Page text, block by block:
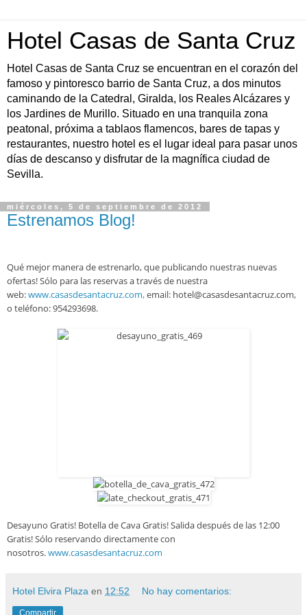
Hotel Casas de Santa Cruz
Hotel Casas de Santa Cruz se encuentran en el corazón del
famoso y pintoresco barrio de Santa Cruz, a dos minutos
caminando de la Catedral, Giralda, los Reales Alcázares y
los Jardines de Murillo. Situado en una tranquila zona
peatonal, próxima a tablaos flamencos, bares de tapas y
restaurantes, nuestro hotel es el lugar ideal para pasar unos
días de descanso y disfrutar de la magnífica ciudad de
Sevilla.
miércoles, 5 de septiembre de 2012
Estrenamos Blog!
Qué mejor manera de estrenarlo, que publicando nuestras nuevas
ofertas! Sólo para las reservas a través de nuestra
web:www.casasdesantacruz.com,email: hotel@casasdesantacruz.com,
o teléfono: 954293698.
Desayuno Gratis! Botella de Cava Gratis! Salida después de las 12:00
Gratis! Sólo reservando directamente con
nosotros.www.casasdesantacruz.com
Hotel Elvira Plaza en 12:52 No hay comentarios:
Compartir